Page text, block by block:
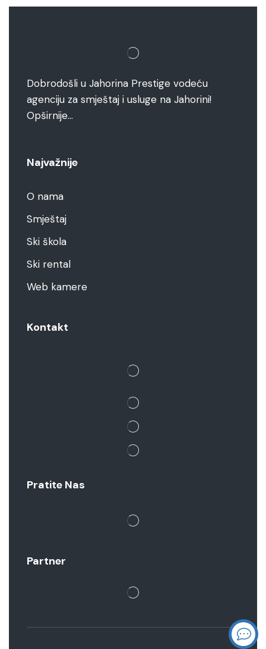
Dobrodošli u Jahorina Prestige vodeću
agenciju za smještaj i usluge na Jahorini!
Opširnije…
Najvažnije
O nama
Smještaj
Ski škola
Ski rental
Web kamere
Kontakt
Pratite Nas
Partner